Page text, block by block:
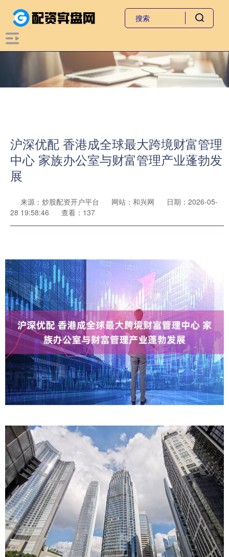
沪深优配 香港成全球最大跨境财富管理
中心 家族办公室与财富管理产业蓬勃发
展
来源：炒股配资开户平台 网站：和兴网
日期：2026-05-
28 19:58:46
查看：137